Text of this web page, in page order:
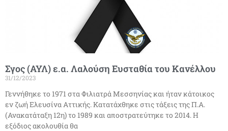
Σγος (ΑΥΛ) ε.α. Λαλούση Ευσταθία του Κανέλλου
31/12/2023
Γεννήθηκε το 1971 στα Φιλιατρά Μεσσηνίας και ήταν κάτοικος
εν ζωή Ελευσίνα Αττικής. Κατατάχθηκε στις τάξεις της Π.Α.
(Ανακατάταξη 12η) το 1989 και αποστρατεύτηκε το 2014. Η
εξόδιος ακολουθία θα